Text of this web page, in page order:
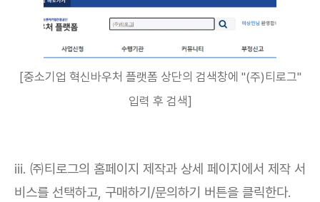
[중소기업 혁신바우처 플랫폼 상단의 검색창에 "(주)티로그"
입력 후 검색]
ⅲ. ㈜티로그의 홈페이지 제작과 상세 페이지에서 제작 서
비스를 선택하고, 구매하기/문의하기 버튼을 클릭한다.